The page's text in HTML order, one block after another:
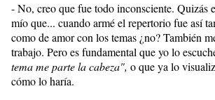
- No, creo que fue todo inconsciente. Quizás
mío que... cuando armé el repertorio fue así
como de amor con los temas ¿no? También
trabajo. Pero es fundamental que yo lo
tema me parte la cabeza", o que ya lo
cómo lo haría.